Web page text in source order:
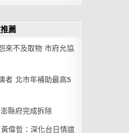
薦
來不及取物 市府允協
者 北市年補助最高5
縣府完成拆除
偉哲：深化台日情誼